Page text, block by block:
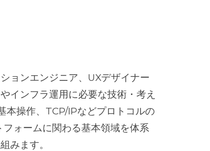
ョンエンジニア、UXデザイナー
インフラ運用に必要な技術・考え
操作、TCP/IPなどプロトコルの
ォームに関わる基本領域を体系
みます。